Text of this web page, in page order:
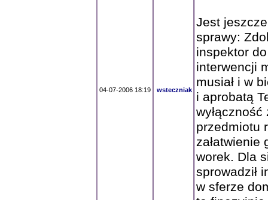
04-07-2006 18:19 wsteczniak
Jest
sprawy:
inspektor
interwencji
musiał i w
i aprobatą
przedmiotu
załatwienie
worek. Dla
sprowadził
w sferze